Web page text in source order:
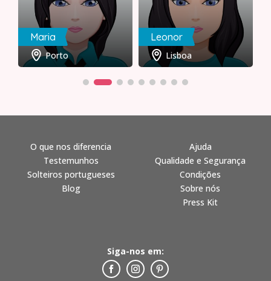
Maria
Porto
Leonor
Lisboa
O que nos diferencia
Testemunhos
Solteiros portugueses
Blog
Ajuda
Qualidade e Segurança
Condições
Sobre nós
Press Kit
Siga-nos em: